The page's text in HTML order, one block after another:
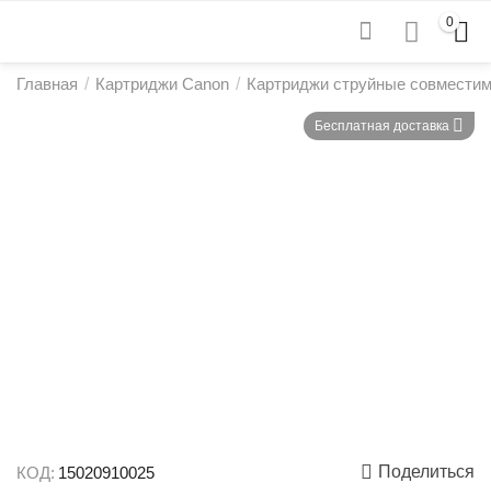
0
Главная / Картриджи Canon / Картриджи струйные
Бесплатная доставка
КОД: 15020910025 Поделиться